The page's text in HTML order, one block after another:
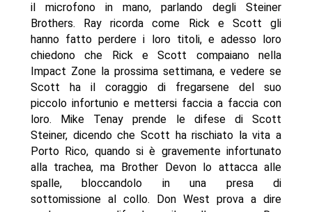
il microfono in mano, parlando degli Steiner
Brothers. Ray ricorda come Rick e Scott gli
hanno fatto perdere i loro titoli, e adesso loro
chiedono che Rick e Scott compaiano nella
Impact Zone la prossima settimana, e vedere se
Scott ha il coraggio di fregarsene del suo
piccolo infortunio e mettersi faccia a faccia con
loro. Mike Tenay prende le difese di Scott
Steiner, dicendo che Scott ha rischiato la vita a
Porto Rico, quando si è gravemente infortunato
alla trachea, ma Brother Devon lo attacca alle
spalle, bloccandolo in una presa di
sottomissione al collo. Don West prova a dire